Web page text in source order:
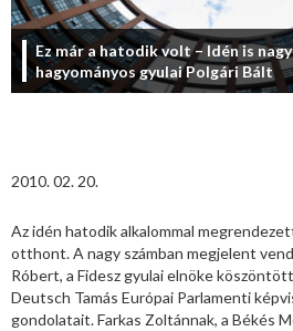
Ez már a hatodik volt – Idén is
hagyományos gyulai Polgári Bált
2010. 02. 20.
Az idén hatodik alkalommal
otthont. A nagy számban megjelent
Róbert, a Fidesz gyulai elnöke
Deutsch Tamás Európai Parlamenti
gondolatait. Farkas Zoltánnak, a Békés